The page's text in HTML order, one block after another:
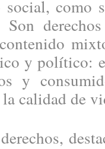
como
y político:
y
calidad de